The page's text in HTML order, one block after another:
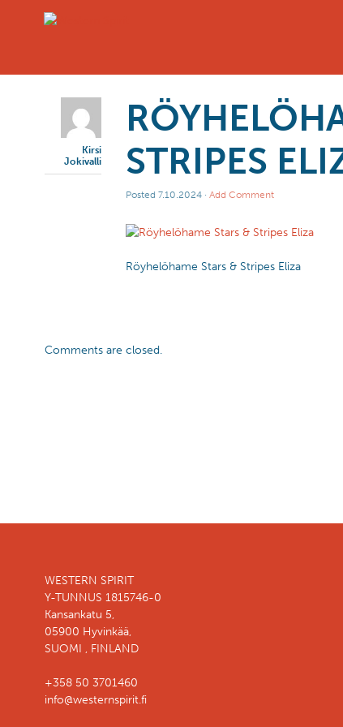
Kirsi
Jokivalli
STRIPES
Posted 7.10.2024 · Add Comment
Röyhelöhame Stars & Stripes Eliza
Comments are closed.
WESTERN SPIRIT
Y-TUNNUS 1815746-0
Kansankatu 5,
05900 Hyvinkää,
SUOMI , FINLAND
+358 50 3701460
info@westernspirit.fi